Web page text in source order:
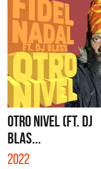
OTRO NIVEL (FT. DJ
BLAS...
2022